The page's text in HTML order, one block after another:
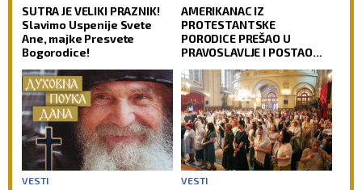
SUTRA JE VELIKI PRAZNIK!
Slavimo Uspenije Svete
Ane, majke Presvete
Bogorodice!
AMERIKANAC IZ
PROTESTANTSKE
PORODICE PREŠAO U
PRAVOSLAVLJE I POSTAO
najuglednijih teologa
današnjice govori o svom
putu preobraćenja
VESTI VESTI